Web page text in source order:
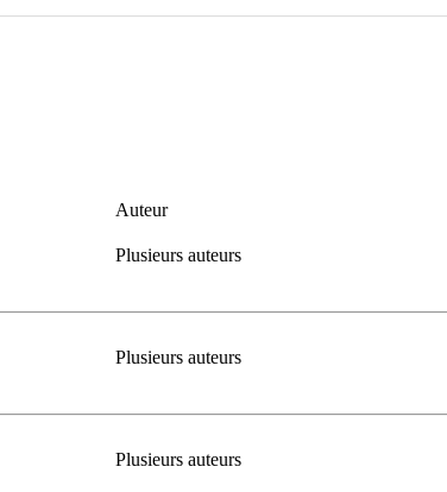
Auteur
Plusieurs auteurs
Plusieurs auteurs
Plusieurs auteurs